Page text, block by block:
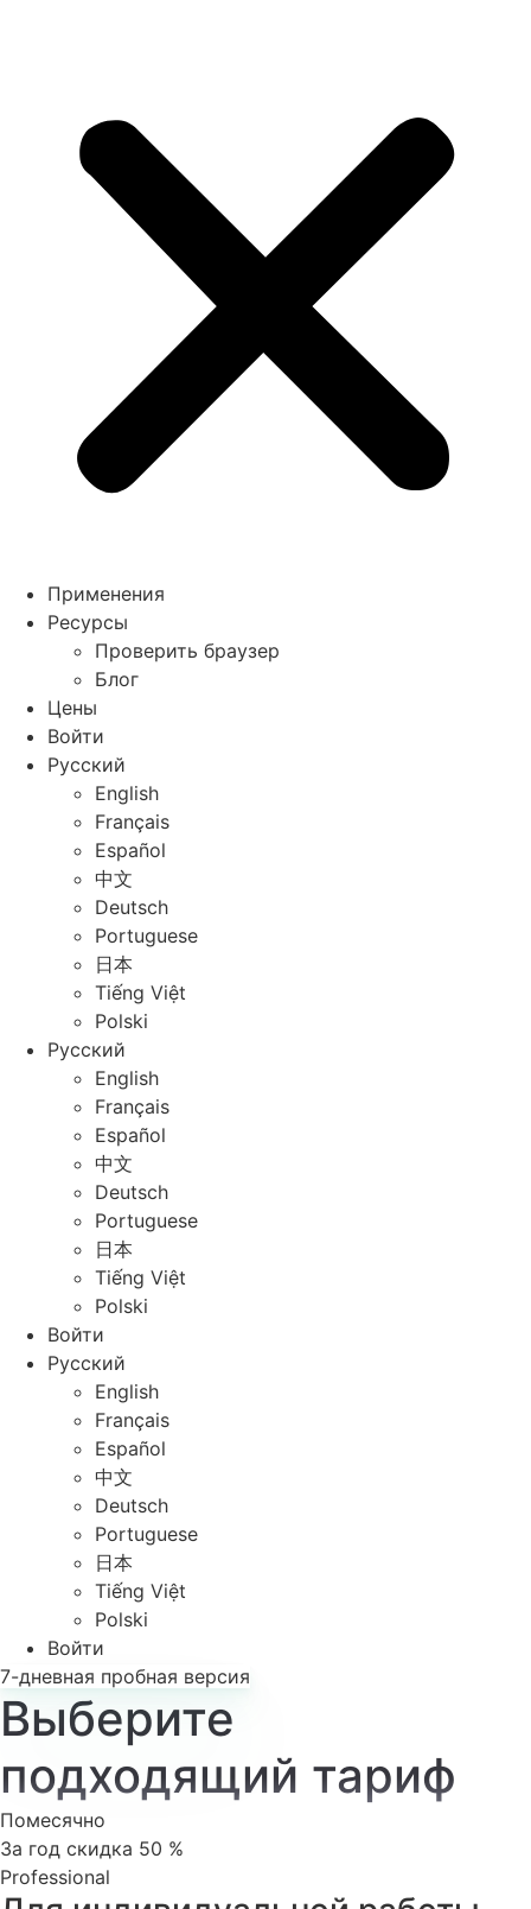
Применения
Ресурсы
Проверить браузер
Блог
Цены
Войти
Русский
English
Français
Español
中文
Deutsch
Portuguese
日本
Tiếng Việt
Polski
Русский
English
Français
Español
中文
Deutsch
Portuguese
日本
Tiếng Việt
Polski
Войти
Русский
English
Français
Español
中文
Deutsch
Portuguese
日本
Tiếng Việt
Polski
Войти
7-дневная пробная версия
Выберите
подходящий тариф
Помесячно
За год скидка 50 %
Professional